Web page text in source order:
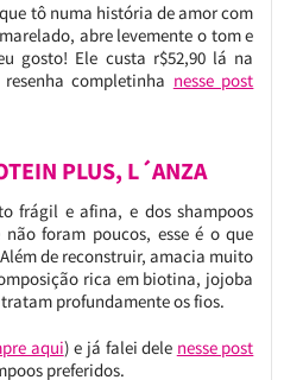
tô numa história de amor com
abre levemente o tom e
gosto! Ele custa r$52,90 lá na
completinha nesse post
PLUS, L´ANZA
frágil e afina, e dos shampoos
foram poucos, esse é o que
de reconstruir, amacia muito
rica em biotina, jojoba
profundamente os fios.
aqui) e já falei dele nesse post
preferidos.